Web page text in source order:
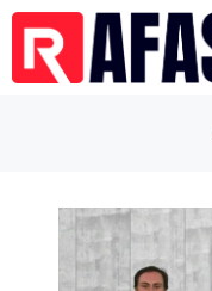
Saltar
contenido